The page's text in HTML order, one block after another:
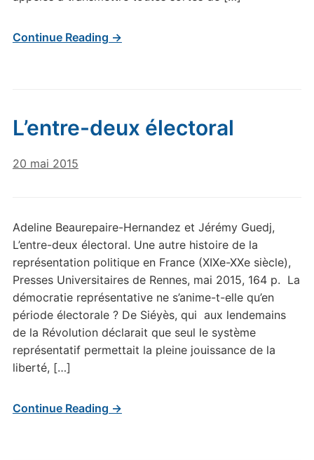
Continue Reading →
L’entre-deux électoral
20 mai 2015
Adeline Beaurepaire-Hernandez et Jérémy Guedj,
L’entre-deux électoral. Une autre histoire de la
représentation politique en France (XIXe-XXe siècle),
Presses Universitaires de Rennes, mai 2015, 164 p. La
démocratie représentative ne s’anime-t-elle qu’en
période électorale ? De Siéyès, qui aux lendemains
de la Révolution déclarait que seul le système
représentatif permettait la pleine jouissance de la
liberté, […]
Continue Reading →